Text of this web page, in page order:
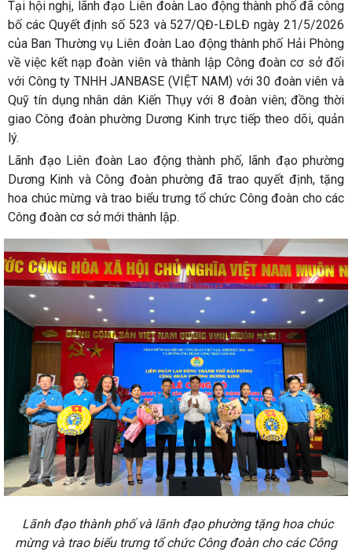
Tại hội nghị, lãnh đạo Liên đoàn Lao động thành phố đã công
bố các Quyết định số 523 và 527/QĐ-LĐLĐ ngày 21/5/2026
của Ban Thường vụ Liên đoàn Lao động thành phố Hải Phòng
về việc kết nạp đoàn viên và thành lập Công đoàn cơ sở đối
với Công ty TNHH JANBASE (VIỆT NAM) với 30 đoàn viên và
Quỹ tín dụng nhân dân Kiến Thụy với 8 đoàn viên; đồng thời
giao Công đoàn phường Dương Kinh trực tiếp theo dõi, quản
lý.
Lãnh đạo Liên đoàn Lao động thành phố, lãnh đạo phường
Dương Kinh và Công đoàn phường đã trao quyết định, tặng
hoa chúc mừng và trao biểu trưng tổ chức Công đoàn cho các
Công đoàn cơ sở mới thành lập.
Lãnh đạo thành phố và lãnh đạo phường tặng hoa chúc
mừng và trao biểu trưng tổ chức Công đoàn cho các Công